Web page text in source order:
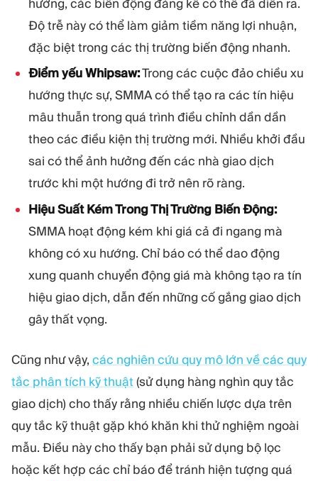
hướng, các biến động đáng kể có thể đã diễn ra.
Độ trễ này có thể làm giảm tiềm năng lợi nhuận,
đặc biệt trong các thị trường biến động nhanh.
Điểm yếu Whipsaw:Trong các cuộc đảo chiều xu
hướng thực sự, SMMA có thể tạo ra các tín hiệu
mâu thuẫn trong quá trình điều chỉnh dần dần
theo các điều kiện thị trường mới. Nhiều khởi đầu
sai có thể ảnh hưởng đến các nhà giao dịch
trước khi một hướng đi trở nên rõ ràng.
Hiệu Suất Kém Trong Thị Trường Biến Động:
SMMA hoạt động kém khi giá cả đi ngang mà
không có xu hướng. Chỉ báo có thể dao động
xung quanh chuyển động giá mà không tạo ra tín
hiệu giao dịch, dẫn đến những cố gắng giao dịch
gây thất vọng.
Cũng như vậy, các nghiên cứu quy mô lớn về các quy
tắc phân tích kỹ thuật (sử dụng hàng nghìn quy tắc
giao dịch) cho thấy rằng nhiều chiến lược dựa trên
quy tắc kỹ thuật gặp khó khăn khi thử nghiệm ngoài
mẫu. Điều này cho thấy bạn phải sử dụng bộ lọc
hoặc kết hợp các chỉ báo để tránh hiện tượng quá